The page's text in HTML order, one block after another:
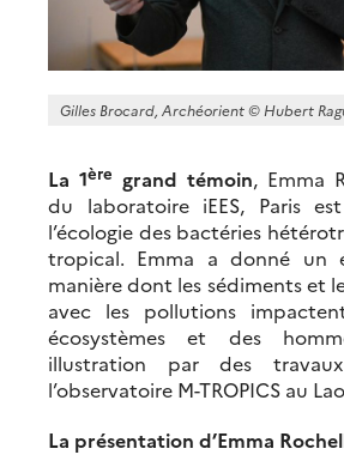
Gilles Brocard, Archéorient © Hubert
La 1ère grand témoin, Emma
du laboratoire iEES, Paris
l’écologie des bactéries
tropical. Emma a donné un
manière dont les sédiments et
avec les pollutions
écosystèmes et des
illustration par des
l’observatoire M-TROPICS au
La présentation d’Emma